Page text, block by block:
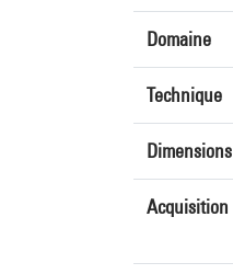
Domaine
Technique
Dimensions
Acquisition